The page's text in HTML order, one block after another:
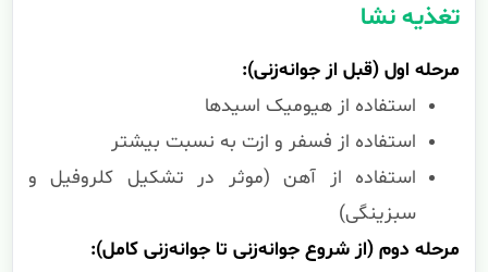
تغذیه نشا
مرحله اول (قبل از جوانه‌زنی):
استفاده از هیومیک اسیدها
استفاده از فسفر و ازت به نسبت بیشتر
استفاده از آهن (موثر در تشکیل کلروفیل و
سبزینگی)
مرحله دوم (از شروع جوانه‌زنی تا جوانه‌زنی کامل):